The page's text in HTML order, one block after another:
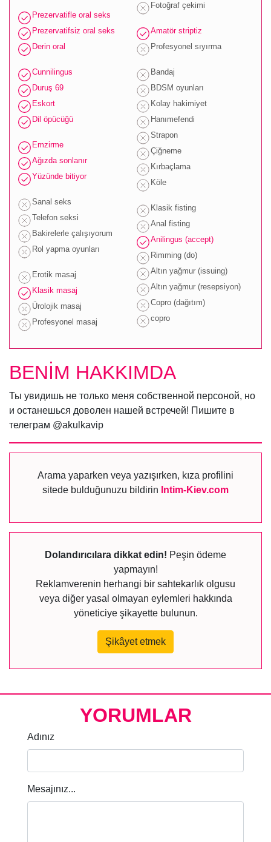
Prezervatifle oral seks
Prezervatifsiz oral seks
Derin oral
Cunnilingus
Duruş 69
Eskort
Dil öpücüğü
Emzirme
Ağızda sonlanır
Yüzünde bitiyor
Sanal seks
Telefon seksi
Bakirelerle çalışıyorum
Rol yapma oyunları
Erotik masaj
Klasik masaj
Ürolojik masaj
Profesyonel masaj
Fotoğraf çekimi
Amatör striptiz
Profesyonel sıyırma
Bandaj
BDSM oyunları
Kolay hakimiyet
Hanımefendi
Strapon
Çiğneme
Kırbaçlama
Köle
Klasik fisting
Anal fisting
Anilingus (accept)
Rimming (do)
Altın yağmur (issuing)
Altın yağmur (resepsiyon)
Copro (dağıtım)
copro
BENİM HAKKIMDA
Ты увидишь не только меня собственной персоной, но
и останешься доволен нашей встречей! Пишите в
телеграм @akulkavip
Arama yaparken veya yazışırken, kıza profilini
sitede bulduğunuzu bildirin Intim-Kiev.com
Dolandırıcılara dikkat edin! Peşin ödeme
yapmayın!
Reklamverenin herhangi bir sahtekarlık olgusu
veya diğer yasal olmayan eylemleri hakkında
yöneticiye şikayette bulunun.
Şikâyet etmek
YORUMLAR
Adınız
Mesajınız...